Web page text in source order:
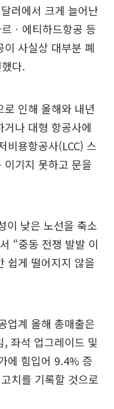
러에서 크게 늘어난
ㆍ에티하드항공 등
사실상 대부분 폐
다.
인해 올해와 내년
나 대형 항공사에
비용항공사(LCC) 스
기지 못하고 문을
이 낮은 노선을 축소
“중동 전쟁 발발 이
쉽게 떨어지지 않을
업계 올해 총매출은
좌석 업그레이드 및
에 힘입어 9.4% 증
치를 기록할 것으로